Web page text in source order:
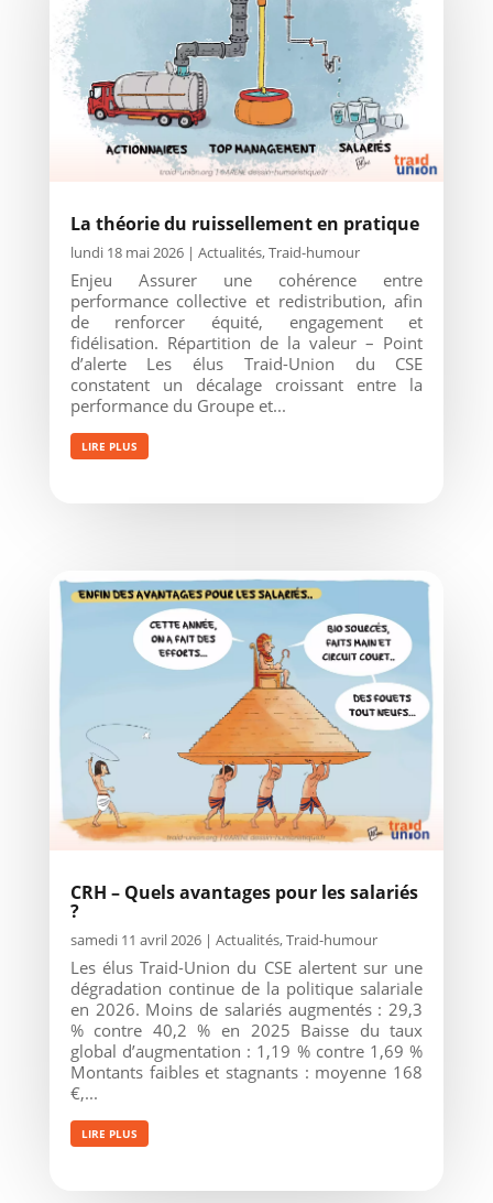
La théorie du ruissellement en pratique
lundi 18 mai 2026| Actualités,Traid-humour
Enjeu Assurer une cohérence entre
performance collective et redistribution, afin
de renforcer équité, engagement et
fidélisation. Répartition de la valeur – Point
d’alerte Les élus Traid-Union du CSE
constatent un décalage croissant entre la
performance du Groupe et...
LIRE PLUS
CRH – Quels avantages pour les salariés
?
samedi 11 avril 2026| Actualités,Traid-humour
Les élus Traid-Union du CSE alertent sur une
dégradation continue de la politique salariale
en 2026. Moins de salariés augmentés : 29,3
% contre 40,2 % en 2025 Baisse du taux
global d’augmentation : 1,19 % contre 1,69 %
Montants faibles et stagnants : moyenne 168
€,...
LIRE PLUS